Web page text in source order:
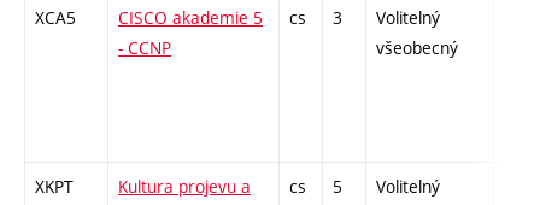
XCA5
CISCO akademie 5
- CCNP
cs 3
Volitelný
všeobecný
XKPT
Kultura projevu a
cs 5
Volitelný